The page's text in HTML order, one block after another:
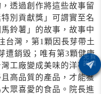
透過創作將這些故事留
別貢獻獎」可謂實至名
鈴薯」的故事，故事中
台灣，第1顆因長芽帶土
遭銷毀；唯有第3顆健康
工廠變成美味的洋芋
高品質的產品，才能獲
眾喜愛的食品。院長進